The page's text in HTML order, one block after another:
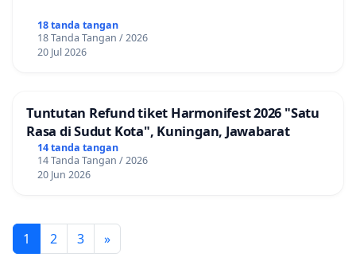
18 tanda tangan
18 Tanda Tangan / 2026
20 Jul 2026
Tuntutan Refund tiket Harmonifest 2026 "Satu
Rasa di Sudut Kota", Kuningan, Jawabarat
14 tanda tangan
14 Tanda Tangan / 2026
20 Jun 2026
1 2 3 »